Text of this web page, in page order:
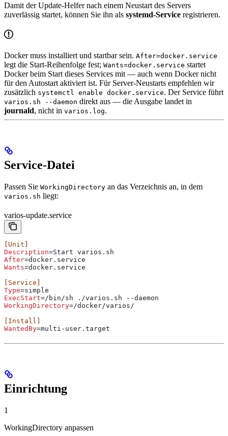
Damit der Update-Helfer nach einem Neustart des Servers
zuverlässig startet, können Sie ihn als systemd-Service registrieren.
Docker muss installiert und startbar sein. After=docker.service
legt die Start-Reihenfolge fest; Wants=docker.service startet
Docker beim Start dieses Services mit — auch wenn Docker nicht
für den Autostart aktiviert ist. Für Server-Neustarts empfehlen wir
zusätzlich systemctl enable docker.service. Der Service führt
varios.sh --daemon direkt aus — die Ausgabe landet in
journald, nicht in varios.log.
Service-Datei
Passen Sie WorkingDirectory an das Verzeichnis an, in dem
varios.sh liegt:
varios-update.service
[Unit]
Description=Start varios.sh
After=docker.service
Wants=docker.service
[Service]
Type=simple
ExecStart=/bin/sh ./varios.sh --daemon
WorkingDirectory=/docker/varios/
[Install]
WantedBy=multi-user.target
Einrichtung
1
WorkingDirectory anpassen